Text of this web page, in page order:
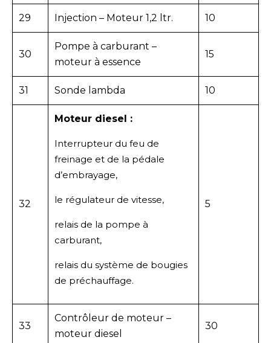
29 Injection – Moteur 1,2 ltr. 10
30
Pompe à carburant –
moteur à essence
15
31 Sonde lambda 10
32
Moteur diesel :
Interrupteur du feu de
freinage et de la pédale
d’embrayage,
le régulateur de vitesse,
relais de la pompe à
carburant,
relais du système de bougies
de préchauffage.
5
33
Contrôleur de moteur –
moteur diesel
30